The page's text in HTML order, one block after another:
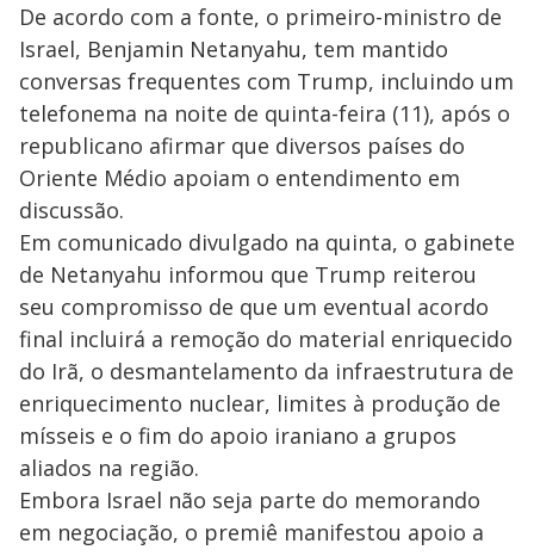
De acordo com a fonte, o primeiro-ministro de
Israel, Benjamin Netanyahu, tem mantido
conversas frequentes com Trump, incluindo um
telefonema na noite de quinta-feira (11), após o
republicano afirmar que diversos países do
Oriente Médio apoiam o entendimento em
discussão.
Em comunicado divulgado na quinta, o gabinete
de Netanyahu informou que Trump reiterou
seu compromisso de que um eventual acordo
final incluirá a remoção do material enriquecido
do Irã, o desmantelamento da infraestrutura de
enriquecimento nuclear, limites à produção de
mísseis e o fim do apoio iraniano a grupos
aliados na região.
Embora Israel não seja parte do memorando
em negociação, o premiê manifestou apoio a